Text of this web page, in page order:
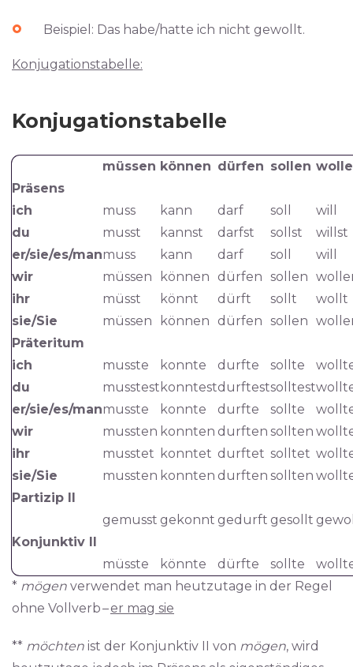
Beispiel: Das habe/hatte ich nicht gewollt.
Konjugationstabelle:
Konjugationstabelle
müssen können dürfen sollen
Präsens
ich
muss kann darf soll
will
du
musst kannst darfst sollst
willst
er/sie/es/manmuss kann darf soll
will
wir
müssen können dürfen sollen
ihr
müsst könnt dürft sollt
wollt
sie/Sie
müssen können dürfen sollen
Präteritum
ich
musste konnte durfte sollte
du
musstest konntestdurftestsolltest
er/sie/es/manmusste konnte durfte sollte
wir
mussten konnten durften sollten
ihr
musstet konntet durftet solltet
sie/Sie
mussten konnten durften sollten
Partizip II
gemusst gekonnt gedurft gesollt
Konjunktiv II
müsste
könnte dürfte sollte
* mögen verwendet man heutzutage in der Regel
ohne Vollverb –er mag sie
** möchten ist der Konjunktiv II von mögen, wird